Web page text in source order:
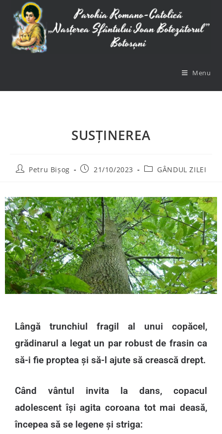
Menu
SUSȚINEREA
Petru Bișog 21/10/2023 GÂNDUL ZILEI
Lângă trunchiul fragil al unui copăcel,
grădinarul a legat un par robust de frasin ca
să-i fie proptea și să-l ajute să crească drept.
Când vântul invita la dans, copacul
adolescent își agita coroana tot mai deasă,
începea să se legene și striga: